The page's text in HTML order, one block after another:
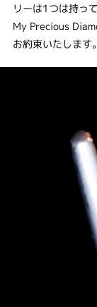
リーは1つは持っ
My Precious
お約束いたします。